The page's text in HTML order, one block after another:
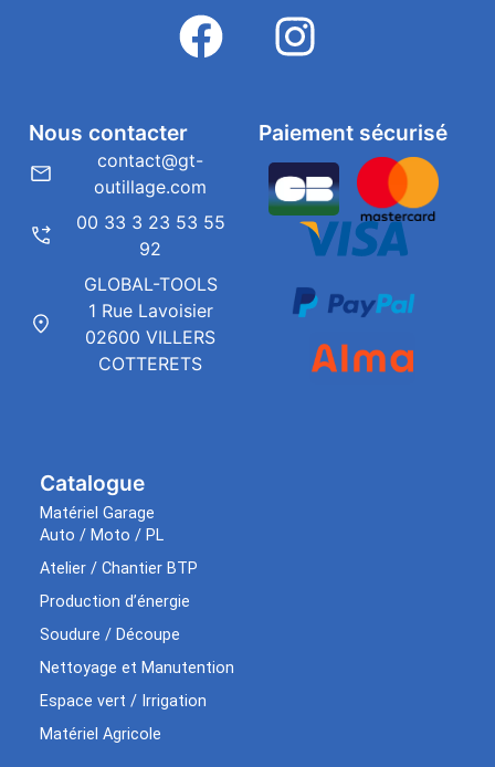
Catalogue
Matériel Garage
Auto / Moto / PL
Atelier / Chantier BTP
Production d’énergie
Soudure / Découpe
Nettoyage et Manutention
Espace vert / Irrigation
Matériel Agricole
Paiement sécurisé
Nous contacter
contact@gt-
outillage.com
00 33 3 23 53 55
92
GLOBAL-TOOLS
1 Rue Lavoisier
02600 VILLERS
COTTERETS